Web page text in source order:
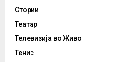
Стории
Театар
Телевизија во Живо
Тенис